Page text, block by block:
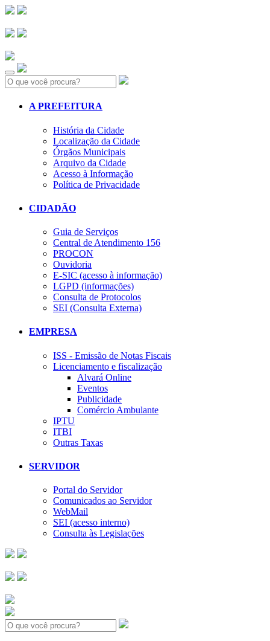
Search:
A PREFEITURA
História da Cidade
Localização da Cidade
Órgãos Municipais
Arquivo da Cidade
Acesso à Informação
Política de Privacidade
CIDADÃO
Guia de Serviços
Central de Atendimento 156
PROCON
Ouvidoria
E-SIC (acesso à informação)
LGPD (informações)
Consulta de Protocolos
SEI (Consulta Externa)
EMPRESA
ISS - Emissão de Notas Fiscais
Licenciamento e fiscalização
Alvará Online
Eventos
Publicidade
Comércio Ambulante
IPTU
ITBI
Outras Taxas
SERVIDOR
Portal do Servidor
Comunicados ao Servidor
WebMail
SEI (acesso interno)
Consulta às Legislações
Search: